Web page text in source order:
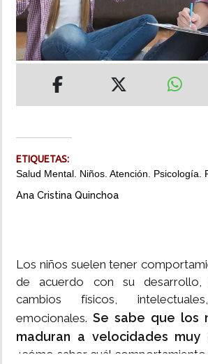
MULTIMEDIA
ETIQUETAS:
Salud Mental. Niños. Atención. Psicología.
Ana Cristina Quinchoa
Los niños suelen tener
de acuerdo con su desarrollo,
cambios físicos,
emocionales. Se sabe que los
maduran a velocidades muy
¿cómo saber cuál